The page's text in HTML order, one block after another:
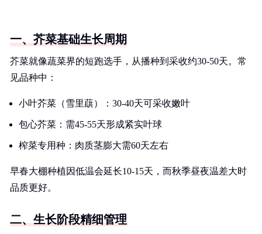
一、芥菜基础生长周期
芥菜就像蔬菜界的短跑选手，从播种到采收约30-50天。常
见品种中：
小叶芥菜（雪里蕻）：30-40天可采收嫩叶
包心芥菜：需45-55天形成紧实叶球
榨菜专用种：肉质茎膨大需60天左右
早春大棚种植因低温会延长10-15天，而秋季昼夜温差大时
品质更好。
二、生长阶段精细管理